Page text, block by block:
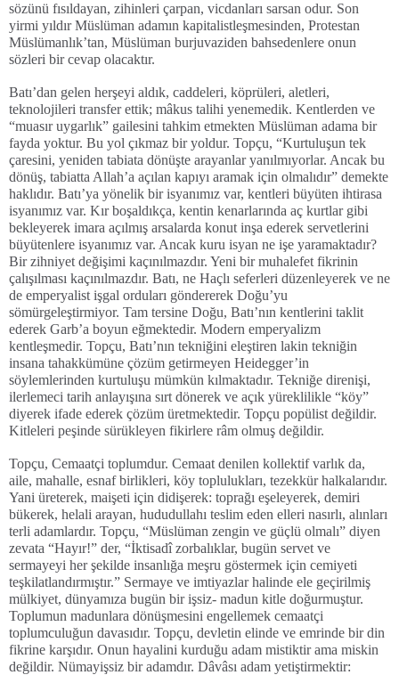
sözünü fısıldayan, zihinleri çarpan, vicdanları sarsan odur. Son
yirmi yıldır Müslüman adamın kapitalistleşmesinden, Protestan
Müslümanlık’tan, Müslüman burjuvaziden bahsedenlere onun
sözleri bir cevap olacaktır.
Batı’dan gelen herşeyi aldık, caddeleri, köprüleri, aletleri,
teknolojileri transfer ettik; mâkus talihi yenemedik. Kentlerden ve
“muasır uygarlık” gailesini tahkim etmekten Müslüman adama bir
fayda yoktur. Bu yol çıkmaz bir yoldur. Topçu, “Kurtuluşun tek
çaresini, yeniden tabiata dönüşte arayanlar yanılmıyorlar. Ancak bu
dönüş, tabiatta Allah’a açılan kapıyı aramak için olmalıdır” demekte
haklıdır. Batı’ya yönelik bir isyanımız var, kentleri büyüten ihtirasa
isyanımız var. Kır boşaldıkça, kentin kenarlarında aç kurtlar gibi
bekleyerek imara açılmış arsalarda konut inşa ederek servetlerini
büyütenlere isyanımız var. Ancak kuru isyan ne işe yaramaktadır?
Bir zihniyet değişimi kaçınılmazdır. Yeni bir muhalefet fikrinin
çalışılması kaçınılmazdır. Batı, ne Haçlı seferleri düzenleyerek ve ne
de emperyalist işgal orduları göndererek Doğu’yu
sömürgeleştirmiyor. Tam tersine Doğu, Batı’nın kentlerini taklit
ederek Garb’a boyun eğmektedir. Modern emperyalizm
kentleşmedir. Topçu, Batı’nın tekniğini eleştiren lakin tekniğin
insana tahakkümüne çözüm getirmeyen Heidegger’in
söylemlerinden kurtuluşu mümkün kılmaktadır. Tekniğe direnişi,
ilerlemeci tarih anlayışına sırt dönerek ve açık yüreklilikle “köy”
diyerek ifade ederek çözüm üretmektedir. Topçu popülist değildir.
Kitleleri peşinde sürükleyen fikirlere râm olmuş değildir.
Topçu, Cemaatçi toplumdur. Cemaat denilen kollektif varlık da,
aile, mahalle, esnaf birlikleri, köy toplulukları, tezekkür halkalarıdır.
Yani üreterek, maişeti için didişerek: toprağı eşeleyerek, demiri
bükerek, helali arayan, hududullahı teslim eden elleri nasırlı, alınları
terli adamlardır. Topçu, “Müslüman zengin ve güçlü olmalı” diyen
zevata “Hayır!” der, “İktisadî zorbalıklar, bugün servet ve
sermayeyi her şekilde insanlığa meşru göstermek için cemiyeti
teşkilatlandırmıştır.” Sermaye ve imtiyazlar halinde ele geçirilmiş
mülkiyet, dünyamıza bugün bir işsiz- madun kitle doğurmuştur.
Toplumun madunlara dönüşmesini engellemek cemaatçi
toplumculuğun davasıdır. Topçu, devletin elinde ve emrinde bir din
fikrine karşıdır. Onun hayalini kurduğu adam mistiktir ama miskin
değildir. Nümayişsiz bir adamdır. Dâvâsı adam yetiştirmektir: